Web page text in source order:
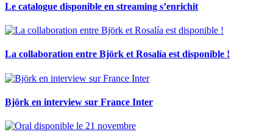
Le catalogue disponible en streaming s’enrichit
La collaboration entre Björk et Rosalía est disponible !
Björk en interview sur France Inter